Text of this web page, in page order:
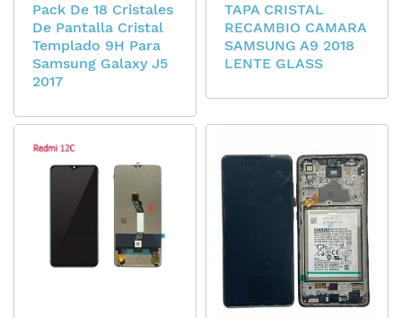
Pack De 18 Cristales
De Pantalla Cristal
Templado 9H Para
Samsung Galaxy J5
2017
TAPA CRISTAL
RECAMBIO CAMARA
SAMSUNG A9 2018
LENTE GLASS